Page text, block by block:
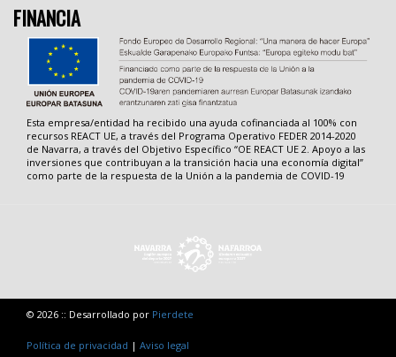
FINANCIA
Esta empresa/entidad ha recibido una ayuda cofinanciada al 100% con
recursos REACT UE, a través del Programa Operativo FEDER 2014-2020
de Navarra, a través del Objetivo Específico “OE REACT UE 2. Apoyo a las
inversiones que contribuyan a la transición hacia una economía digital”
como parte de la respuesta de la Unión a la pandemia de COVID-19
© 2026 :: Desarrollado por Pierdete
Política de privacidad | Aviso legal